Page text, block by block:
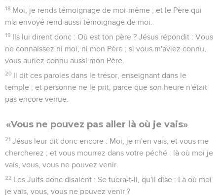
18 Moi, je rends témoignage de moi-même ; et le Père qui
m'a envoyé rend aussi témoignage de moi.
19 Ils lui dirent donc : Où est ton père ? Jésus répondit : Vous
ne connaissez ni moi, ni mon Père ; si vous m'aviez connu,
vous auriez connu aussi mon Père.
20 Il dit ces paroles dans le trésor, enseignant dans le
temple ; et personne ne le prit, parce que son heure n'était
pas encore venue.
«Vous ne pouvez pas aller là où je vais»
21 Jésus leur dit donc encore : Moi, je m'en vais, et vous me
chercherez ; et vous mourrez dans votre péché : là où moi je
vais, vous, vous ne pouvez venir.
22 Les Juifs donc disaient : Se tuera-t-il, qu'il dise : Là où moi
je vais, vous, vous ne pouvez venir ?